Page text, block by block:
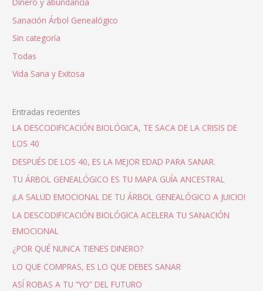
Dinero y abundancia
Sanación Árbol Genealógico
Sin categoría
Todas
Vida Sana y Exitosa
Entradas recientes
LA DESCODIFICACIÓN BIOLÓGICA, TE SACA DE LA CRISIS DE
LOS 40
DESPUÉS DE LOS 40, ES LA MEJOR EDAD PARA SANAR.
TU ÁRBOL GENEALÓGICO ES TU MAPA GUÍA ANCESTRAL
¡LA SALUD EMOCIONAL DE TU ÁRBOL GENEALÓGICO A JUICIO!
LA DESCODIFICACIÓN BIOLÓGICA ACELERA TU SANACIÓN
EMOCIONAL
¿POR QUÉ NUNCA TIENES DINERO?
LO QUE COMPRAS, ES LO QUE DEBES SANAR
ASÍ ROBAS A TU “YO” DEL FUTURO